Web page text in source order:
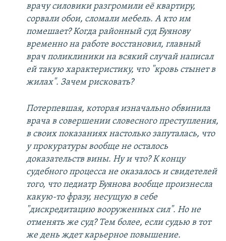
врачу силовики разгромили её квартиру,
сорвали обои, сломали мебель. А кто им
помешает? Когда районный суд Буянову
временно на работе восстановил, главный
врач поликлиники на всякий случай написал
ей такую характеристику, что "кровь стынет в
жилах". Зачем рисковать?
Потерпевшая, которая изначально обвинила
врача в совершении словесного преступления,
в своих показаниях настолько запуталась, что
у прокуратуры вообще не осталось
доказательств вины. Ну и что? К концу
судебного процесса не оказалось и свидетелей
того, что педиатр Буянова вообще произнесла
какую-то фразу, несущую в себе
"дискредитацию вооруженных сил". Но не
отменять же суд? Тем более, если судью в тот
же день ждет карьерное повышение.